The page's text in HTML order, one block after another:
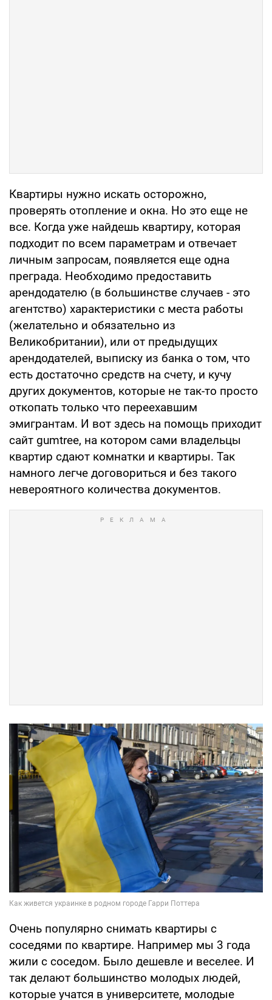
Квартиры нужно искать осторожно,
проверять отопление и окна. Но это еще не
все. Когда уже найдешь квартиру, которая
подходит по всем параметрам и отвечает
личным запросам, появляется еще одна
преграда. Необходимо предоставить
арендодателю (в большинстве случаев - это
агентство) характеристики с места работы
(желательно и обязательно из
Великобритании), или от предыдущих
арендодателей, выписку из банка о том, что
есть достаточно средств на счету, и кучу
других документов, которые не так-то просто
откопать только что переехавшим
эмигрантам. И вот здесь на помощь приходит
сайт gumtree, на котором сами владельцы
квартир сдают комнатки и квартиры. Так
намного легче договориться и без такого
невероятного количества документов.
Очень популярно снимать квартиры с
соседями по квартире. Например мы 3 года
жили с соседом. Было дешевле и веселее. И
так делают большинство молодых людей,
которые учатся в университете, молодые